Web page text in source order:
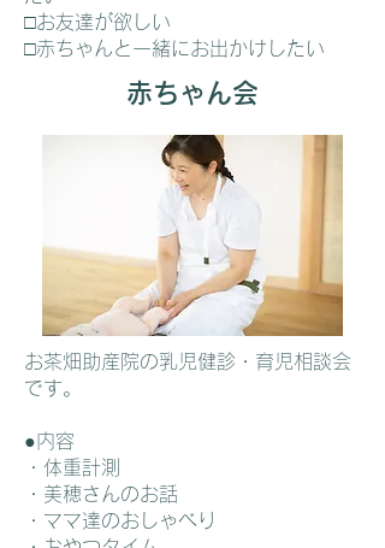
□お友達が欲しい
□赤ちゃんと一緒にお出かけしたい
赤ちゃん会
お茶畑助産院の乳児健診・育児相談会
です。
●内容
・体重計測
・美穂さんのお話
・ママ達のおしゃべり